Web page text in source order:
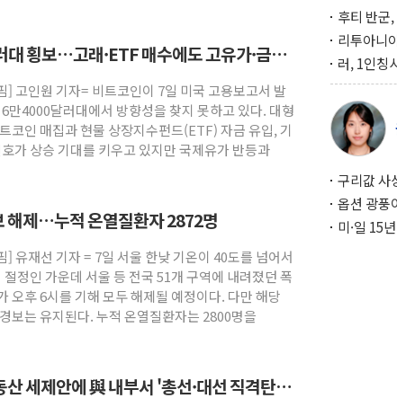
횡보…고래·ETF 매수에도 고유가·금리
] 고인원 기자= 비트코인이 7일 미국 고용보고서 발
만4000달러대에서 방향성을 찾지 못하고 있다. 대형
코인 매집과 현물 상장지수펀드(ETF) 자금 유입, 기
가 상승 기대를 키우고 있지만 국제유가 반등과
해제…누적 온열질환자 2872명
] 유재선 기자 = 7일 서울 한낮 기온이 40도를 넘어서
절정인 가운데 서울 등 전국 51개 구역에 내려졌던 폭
오후 6시를 기해 모두 해제될 예정이다. 다만 해당
보는 유지된다. 누적 온열질환자는 2800명을
세제안에 與 내부서 '총선·대선 직격탄'
후티 반군
공격… 위
약고
리투아니
로 나토
작전"
러, 1인칭
인 '사파
대화 전략
구리값
하는 경기
옵션 광
이면에 과
미·일 15